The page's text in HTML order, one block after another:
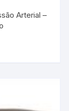
Arterial –